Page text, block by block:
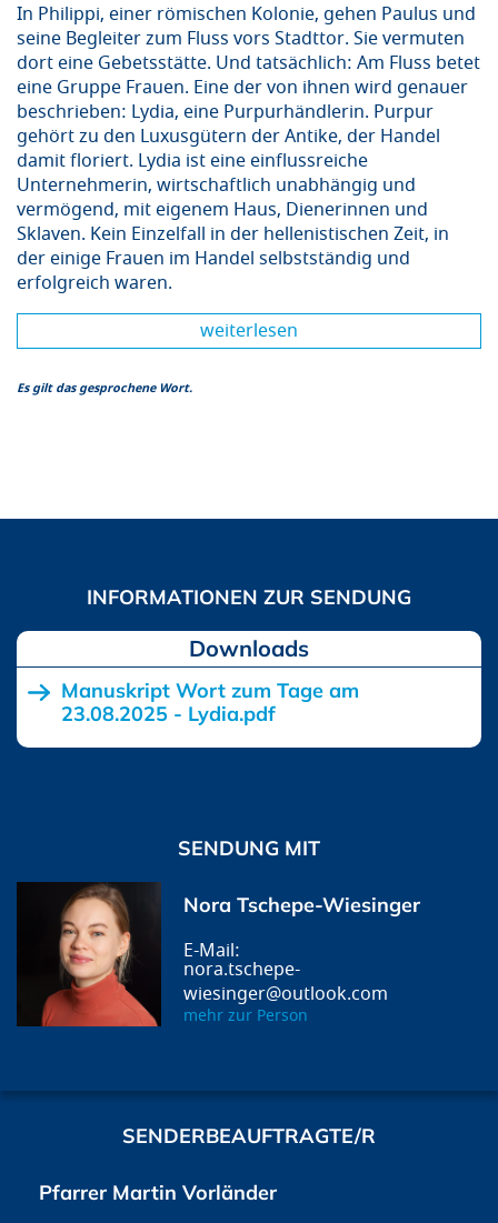
In Philippi, einer römischen Kolonie, gehen Paulus und
seine Begleiter zum Fluss vors Stadttor. Sie vermuten
dort eine Gebetsstätte. Und tatsächlich: Am Fluss betet
eine Gruppe Frauen. Eine der von ihnen wird genauer
beschrieben: Lydia, eine Purpurhändlerin. Purpur
gehört zu den Luxusgütern der Antike, der Handel
damit floriert. Lydia ist eine einflussreiche
Unternehmerin, wirtschaftlich unabhängig und
vermögend, mit eigenem Haus, Dienerinnen und
Sklaven. Kein Einzelfall in der hellenistischen Zeit, in
der einige Frauen im Handel selbstständig und
erfolgreich waren.
weiterlesen
Es gilt das gesprochene Wort.
Downloads
Manuskript Wort zum Tage am
23.08.2025 - Lydia.pdf
SENDUNG MIT
Nora Tschepe-Wiesinger
nora.tschepe-
wiesinger@outlook.com
mehr zur Person
SENDERBEAUFTRAGTE/R
Pfarrer Martin Vorländer